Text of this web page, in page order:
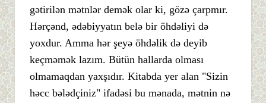
gətirilən mətnlər demək olar ki, gözə çarpmır.
Hərçənd, ədəbiyyatın belə bir öhdəliyi də
yoxdur. Amma hər şeyə öhdəlik də deyib
keçməmək lazım. Bütün hallarda olması
olmamaqdan yaxşıdır. Kitabda yer alan "Sizin
həcc bələdçiniz" ifadəsi bu mənada, mətnin nə